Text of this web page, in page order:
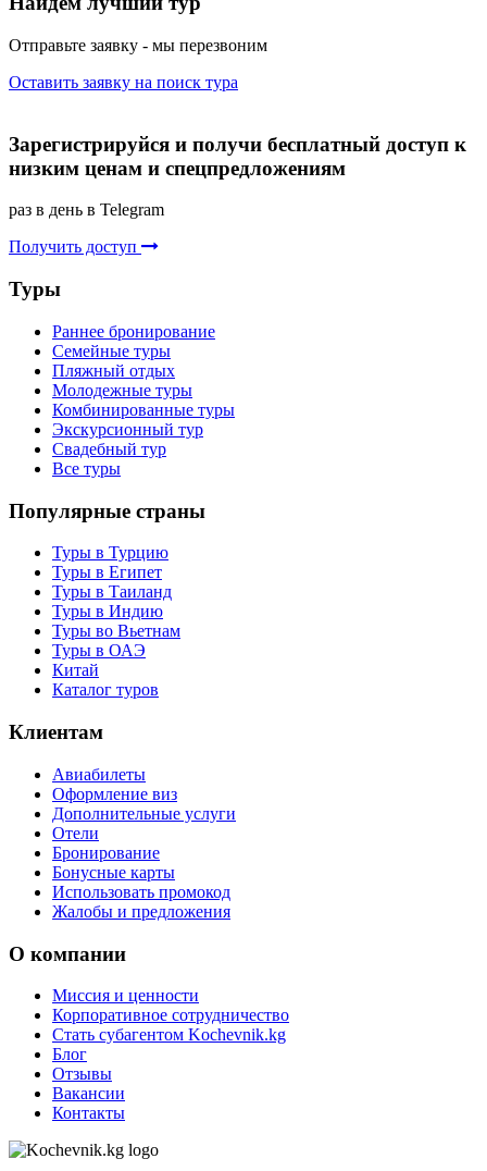
Отправьте заявку - мы перезвоним
Оставить заявку на поиск тура
Зарегистрируйся и получи бесплатный доступ к
низким ценам и спецпредложениям
раз в день в Telegram
Получить доступ
Туры
Раннее бронирование
Семейные туры
Пляжный отдых
Молодежные туры
Комбинированные туры
Экскурсионный тур
Свадебный тур
Все туры
Популярные страны
Туры в Турцию
Туры в Египет
Туры в Таиланд
Туры в Индию
Туры во Вьетнам
Туры в ОАЭ
Китай
Каталог туров
Клиентам
Авиабилеты
Оформление виз
Дополнительные услуги
Отели
Бронирование
Бонусные карты
Использовать промокод
Жалобы и предложения
О компании
Миссия и ценности
Корпоративное сотрудничество
Стать субагентом Kochevnik.kg
Блог
Отзывы
Вакансии
Контакты